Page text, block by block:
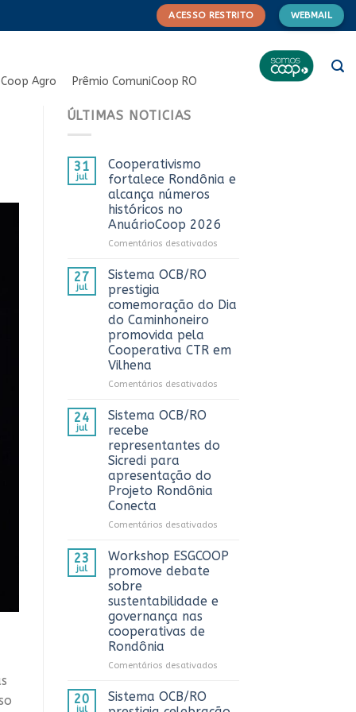
ACESSO RESTRITO WEBMAIL
Agro Prêmio ComuniCoop RO
ÚLTIMAS NOTICIAS
31
jul
Cooperativismo
fortalece Rondônia e
alcança números
históricos no
AnuárioCoop 2026
Comentários desativadosem
alcança
no
27
jul
Sistema OCB/RO
prestigia
comemoração do Dia
do Caminhoneiro
promovida pela
Cooperativa CTR em
Vilhena
Comentários desativadosem
do
em
24
jul
Sistema OCB/RO
recebe
representantes do
Sicredi para
apresentação do
Projeto Rondônia
Conecta
Comentários desativadosem
OCB/RO
Sicredi
23
jul
Workshop ESGCOOP
promove debate
sobre
sustentabilidade e
governança nas
cooperativas de
Rondônia
Comentários desativadosem
promove
20
jul
Sistema OCB/RO